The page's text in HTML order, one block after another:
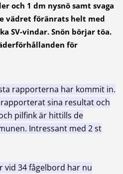
och 1 dm nysnö samt svaga
vädret föränrats helt med
SV-vindar. Snön börjar töa.
för
rapporterna har kommit in.
sina resultat och
pilfink är hittills de
Intressant med 2 st
vid 34 fågelbord har nu